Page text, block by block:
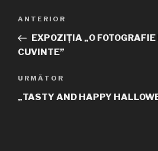
Navigare
articole
Articolul
anterior
ANTERIOR
EXPOZIȚIA „O
CUVINTE”
Articolul
următor
URMĂTOR
„TASTY AND HAPPY